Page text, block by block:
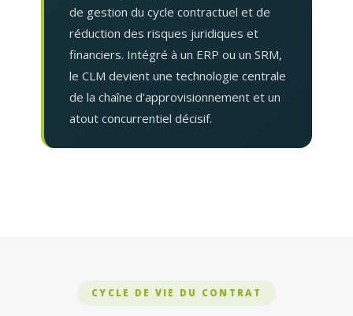
de gestion du cycle contractuel et de
réduction des risques juridiques et
financiers. Intégré à un ERP ou un SRM,
le CLM devient une technologie centrale
de la chaîne d'approvisionnement et un
atout concurrentiel décisif.
CYCLE DE VIE DU CONTRAT